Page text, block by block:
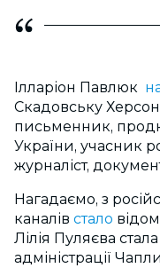
Ілларіон Павлюк
Скадовську
письменник,
України, учасник
журналіст,
Нагадаємо, з
каналів стало
Лілія Пуляєва
адміністрації